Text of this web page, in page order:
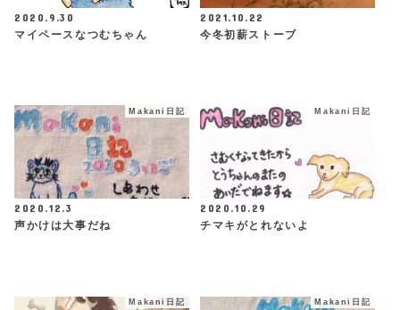
2020.9.30
マイペースなつむちゃん
2021.10.22
今冬初薪ストーブ
Makani日記
2020.12.3
声かけは大事だね
Makani日記
2020.10.29
チマキがとれないよ
Makani日記 Makani日記